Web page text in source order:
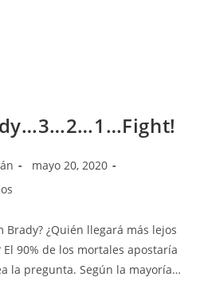
mayo 20, 2020
Brady? ¿Quién llegará más lejos
90% de los mortales apostaría
la pregunta. Según la mayoría…